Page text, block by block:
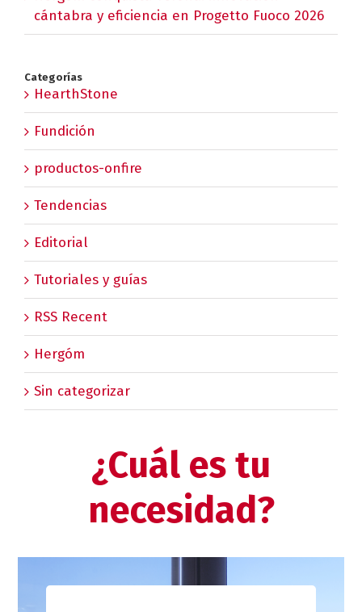
cántabra y eficiencia en Progetto Fuoco 2026
Categorías
HearthStone
Fundición
productos-onfire
Tendencias
Editorial
Tutoriales y guías
RSS Recent
Hergóm
Sin categorizar
¿Cuál es tu
necesidad?